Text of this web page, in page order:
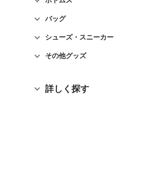
バッグ
シューズ・スニーカー
その他グッズ
詳しく探す